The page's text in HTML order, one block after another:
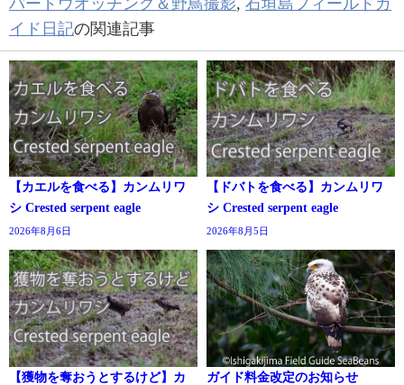
バードウオッチング＆野鳥撮影, 石垣島フィールドガ
イド日記の関連記事
【カエルを食べる】カンムリワ
シ Crested serpent eagle
2026年8月6日
【ドバトを食べる】カンムリワ
シ Crested serpent eagle
2026年8月5日
【獲物を奪おうとするけど】カ
ガイド料金改定のお知らせ